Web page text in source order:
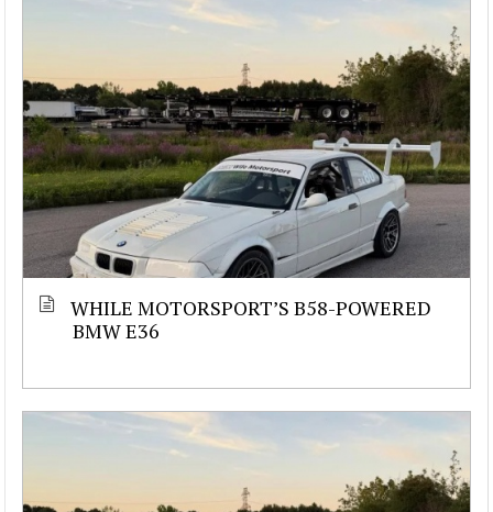
WHILE MOTORSPORT’S B58-POWERED
BMW E36